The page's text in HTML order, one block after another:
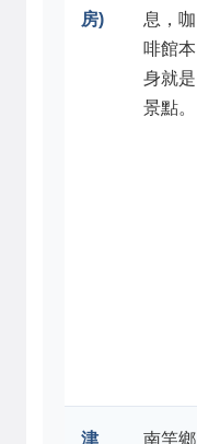
房)
息，咖
啡館本
身就是
景點。
津
南竿鄉